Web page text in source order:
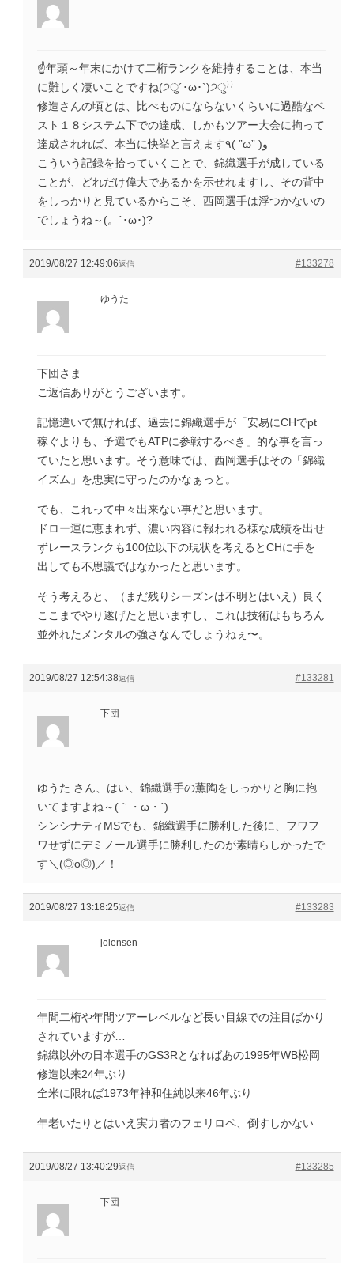
☝年頭～年末にかけて二桁ランクを維持することは、本当
に難しく凄いことですね(੭ु´･ω･`)੭ु⁾⁾
修造さんの頃とは、比べものにならないくらいに過酷なベ
スト１８システム下での達成、しかもツアー大会に拘って
達成されれば、本当に快挙と言えます٩( ”ω” )و
こういう記録を拾っていくことで、錦織選手が成している
ことが、どれだけ偉大であるかを示せれますし、その背中
をしっかりと見ているからこそ、西岡選手は浮つかないの
でしょうね～(。´･ω･)?
2019/08/27 12:49:06 #133278
返信
ゆうた
下団さま
ご返信ありがとうございます。
記憶違いで無ければ、過去に錦織選手が「安易にCHでpt
稼ぐよりも、予選でもATPに参戦するべき」的な事を言っ
ていたと思います。そう意味では、西岡選手はその「錦織
イズム」を忠実に守ったのかなぁっと。
でも、これって中々出来ない事だと思います。
ドロー運に恵まれず、濃い内容に報われる様な成績を出せ
ずレースランクも100位以下の現状を考えるとCHに手を
出しても不思議ではなかったと思います。
そう考えると、（まだ残りシーズンは不明とはいえ）良く
ここまでやり遂げたと思いますし、これは技術はもちろん
並外れたメンタルの強さなんでしょうねぇ〜。
2019/08/27 12:54:38 #133281
返信
下団
ゆうた さん、はい、錦織選手の薫陶をしっかりと胸に抱
いてますよね～(｀・ω・´)ゞ
シンシナティMSでも、錦織選手に勝利した後に、フワフ
ワせずにデミノール選手に勝利したのが素晴らしかったで
す＼(◎o◎)／！
2019/08/27 13:18:25 #133283
返信
jolensen
年間二桁や年間ツアーレベルなど長い目線での注目ばかり
されていますが…
錦織以外の日本選手のGS3Rとなればあの1995年WB松岡
修造以来24年ぶり
全米に限れば1973年神和住純以来46年ぶり
年老いたりとはいえ実力者のフェリロペ、倒すしかない
2019/08/27 13:40:29 #133285
返信
下団